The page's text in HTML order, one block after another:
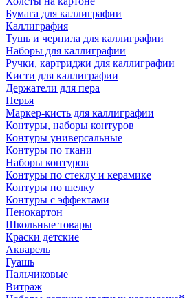
Бумага для каллиграфии
Каллиграфия
Тушь и чернила для каллиграфии
Наборы для каллиграфии
Ручки, картриджи для каллиграфии
Кисти для каллиграфии
Держатели для пера
Перья
Маркер-кисть для каллиграфии
Контуры, наборы контуров
Контуры универсальные
Контуры по ткани
Наборы контуров
Контуры по стеклу и керамике
Контуры по шелку
Контуры с эффектами
Пенокартон
Школьные товары
Краски детские
Акварель
Гуашь
Пальчиковые
Витраж